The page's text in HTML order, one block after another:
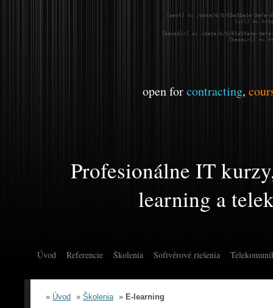
[path] => /data/6/5/65a55a3a-
[url] =>
[basedir] => /data/6/5/65a55a3a-
[baseurl] =>
open forcontracting,
Profesionálne IT
learning a
Úvod Referencie Školenia Softvérové riešenia
» Úvod » Školenia » E-learning